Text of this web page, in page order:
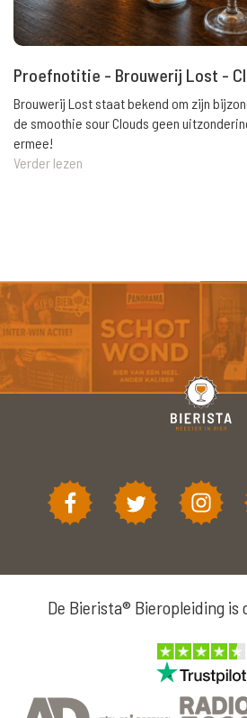
Proefnotitie - Brouwerij Lost -
Brouwerij Lost staat bekend om zijn
de smoothie sour Clouds geen
ermee!
Verder lezen
De Bierista® Bieropleiding is